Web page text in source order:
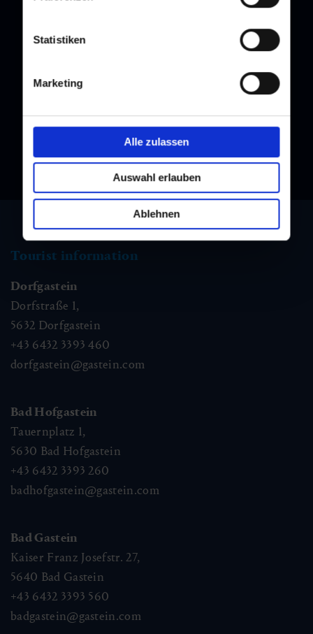
Statistiken
Marketing
Alle zulassen
Auswahl erlauben
Ablehnen
Subscribe to our newsletter and stay up to date!
Tourist information
Dorfgastein
Dorfstraße 1,
5632 Dorfgastein
+43 6432 3393 460
dorfgastein@gastein.com
Bad Hofgastein
Tauernplatz 1,
5630 Bad Hofgastein
+43 6432 3393 260
badhofgastein@gastein.com
Bad Gastein
Kaiser Franz Josefstr. 27,
5640 Bad Gastein
+43 6432 3393 560
badgastein@gastein.com